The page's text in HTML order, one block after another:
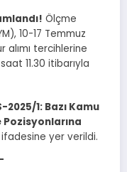
Ölçme
10-17 Temmuz
alımı tercihlerine
11.30 itibarıyla
2025/1: Bazı Kamu
Pozisyonlarına
ifadesine yer verildi.